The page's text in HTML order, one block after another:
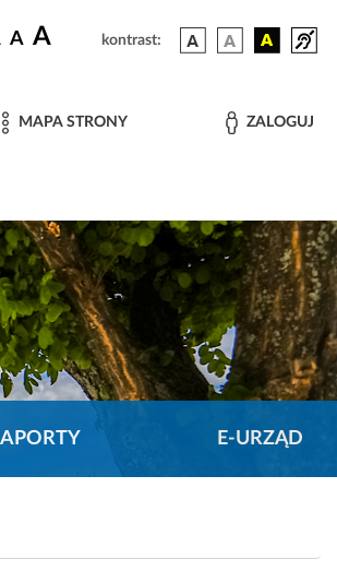
A A kontrast:
MAPA STRONY ZALOGUJ
E-URZĄD